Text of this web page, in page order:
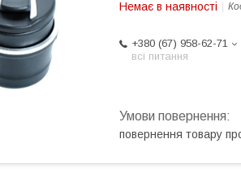
Немає в наявності
+380 (67) 958-62-71
всі питання
повернення товару